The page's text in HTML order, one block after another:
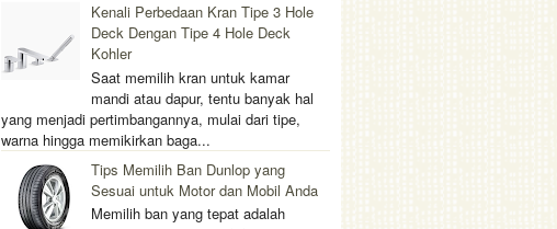
Kenali Perbedaan Kran Tipe 3 Hole
Deck Dengan Tipe 4 Hole Deck
Kohler
Saat memilih kran untuk kamar
mandi atau dapur, tentu banyak hal
yang menjadi pertimbangannya, mulai dari tipe,
warna hingga memikirkan baga...
Tips Memilih Ban Dunlop yang
Sesuai untuk Motor dan Mobil Anda
Memilih ban yang tepat adalah